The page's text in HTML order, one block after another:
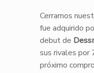
Cerramos
fue adquirido
debut de
sus rivales por
próximo